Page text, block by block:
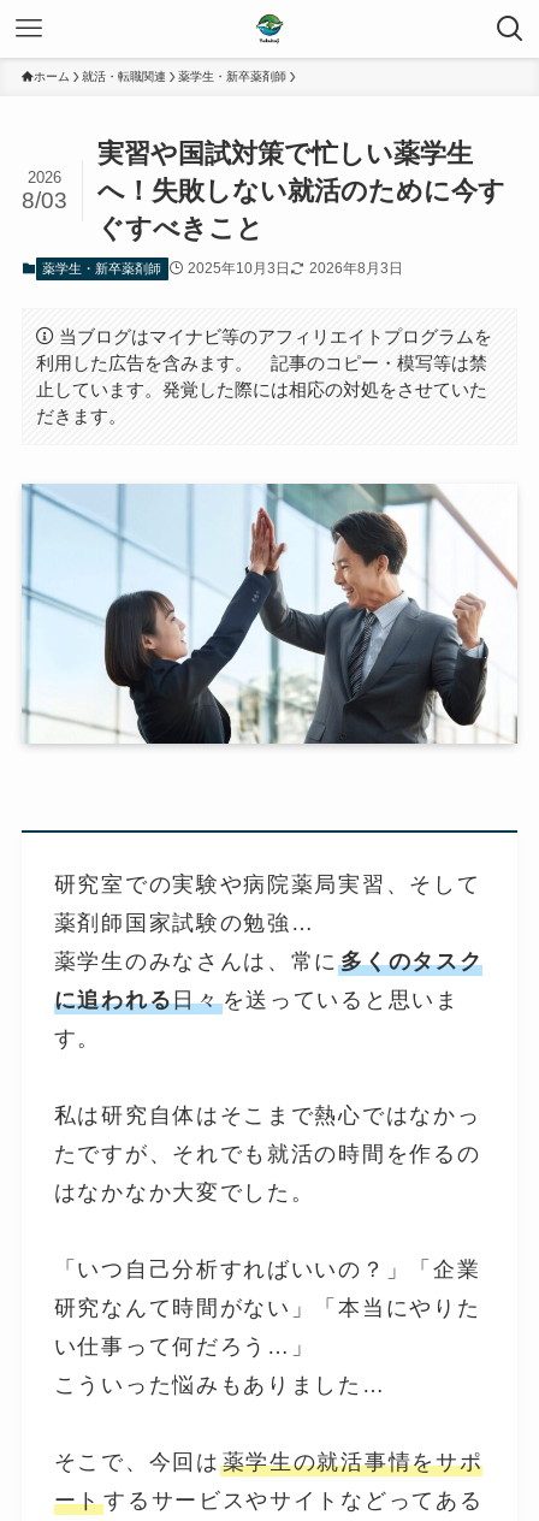
ホーム 就活・転職関連 薬学生・新卒薬剤師
実習や国試対策で忙しい薬学生
へ！失敗しない就活のために今す
ぐすべきこと
2026
8/03
薬学生・新卒薬剤師 2025年10月3日 2026年8月3日
当ブログはマイナビ等のアフィリエイトプログラムを
利用した広告を含みます。 記事のコピー・模写等は禁
止しています。発覚した際には相応の対処をさせていた
だきます。
研究室での実験や病院薬局実習、そして
薬剤師国家試験の勉強…
薬学生のみなさんは、常に多くのタスク
に追われる日々を送っていると思いま
す。
私は研究自体はそこまで熱心ではなかっ
たですが、それでも就活の時間を作るの
はなかなか大変でした。
「いつ自己分析すればいいの？」「企業
研究なんて時間がない」「本当にやりた
い仕事って何だろう…」
こういった悩みもありました…
そこで、今回は 薬学生の就活事情をサポ
ートするサービスやサイトなどってある